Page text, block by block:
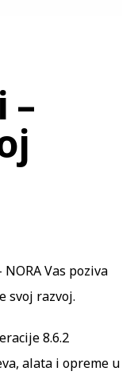
–
Vas poziva
svoj razvoj.
8.6.2
alata i opreme u